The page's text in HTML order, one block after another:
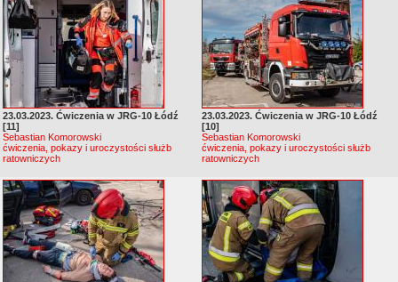
23.03.2023. Ćwiczenia w JRG-10 Łódź
[11]
Sebastian Komorowski
ćwiczenia, pokazy i uroczystości służb
ratowniczych
23.03.2023. Ćwiczenia w JRG-10 Łódź
[10]
Sebastian Komorowski
ćwiczenia, pokazy i uroczystości służb
ratowniczych